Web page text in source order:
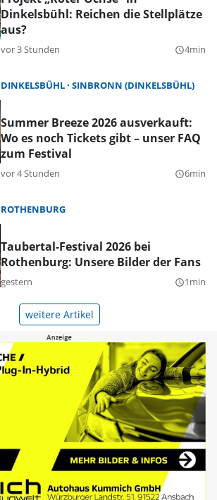
Dinkelsbühl: Reichen die Stellplätze
aus?
vor 3 Stunden query_builder4min
DINKELSBÜHL SINBRONN (DINKELSBÜHL)
Summer Breeze 2026 ausverkauft:
Wo es noch Tickets gibt – unser FAQ
zum Festival
vor 4 Stunden query_builder6min
ROTHENBURG
Taubertal-Festival 2026 bei
Rothenburg: Unsere Bilder der Fans
gestern query_builder1min
weitere Artikel